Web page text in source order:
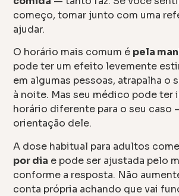
começo, tomar junto com uma
ajudar.
O horário mais comum é pela
pode ter um efeito levemente
em algumas pessoas, atrapalha o
à noite. Mas seu médico pode ter
horário diferente para o seu caso
orientação dele.
A dose habitual para adultos
por dia e pode ser ajustada pelo
conforme a resposta. Não
conta própria achando que vai